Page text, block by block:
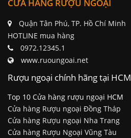
CỬA HÀNG RƯỢU NGOẠI
Quận Tân Phú, TP. Hồ Chí Minh
HOTLINE mua hàng
0972.12345.1
www.ruoungoai.net
Rượu ngoại chính hãng tại HCM
Top 10 Cửa hàng rượu ngoại HCM
Cửa hàng Rượu ngoại Đồng Tháp
Cửa hàng Rượu ngoại Nha Trang
Cửa hàng Rượu Ngoại Vũng Tàu